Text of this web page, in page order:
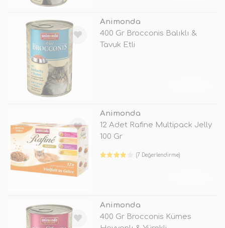
Animonda
400 Gr Brocconis Balıklı &
Tavuk Etli
Animonda
12 Adet Rafine Multipack Jelly
100 Gr
(7 Değerlendirme)
Animonda
400 Gr Brocconis Kümes